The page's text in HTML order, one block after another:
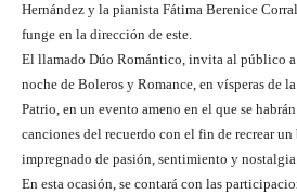
Hernández y la pianista Fátima Berenice
funge en la dirección de este.
El llamado Dúo Romántico, invita al público
noche de Boleros y Romance, en vísperas de
Patrio, en un evento ameno en el que se
canciones del recuerdo con el fin de recrear
impregnado de pasión, sentimiento y
En esta ocasión, se contará con las